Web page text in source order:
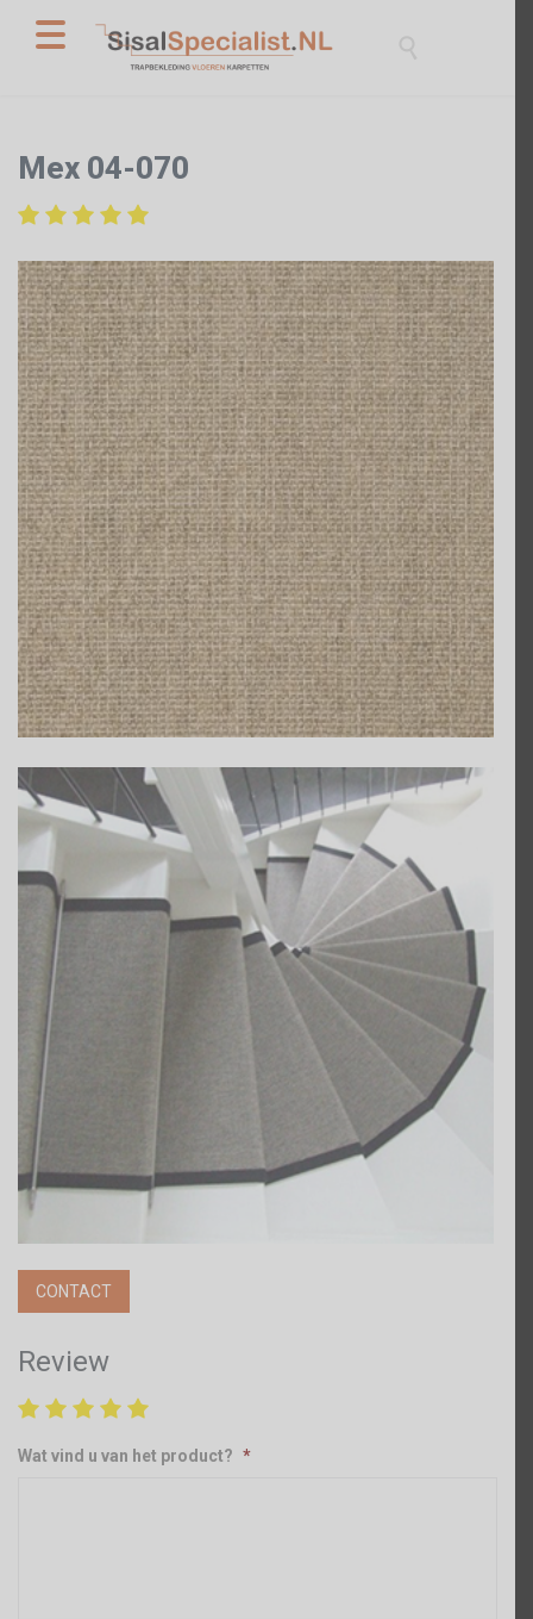
Mex 04-070
CONTACT
Review
Wat vind u van het product? *